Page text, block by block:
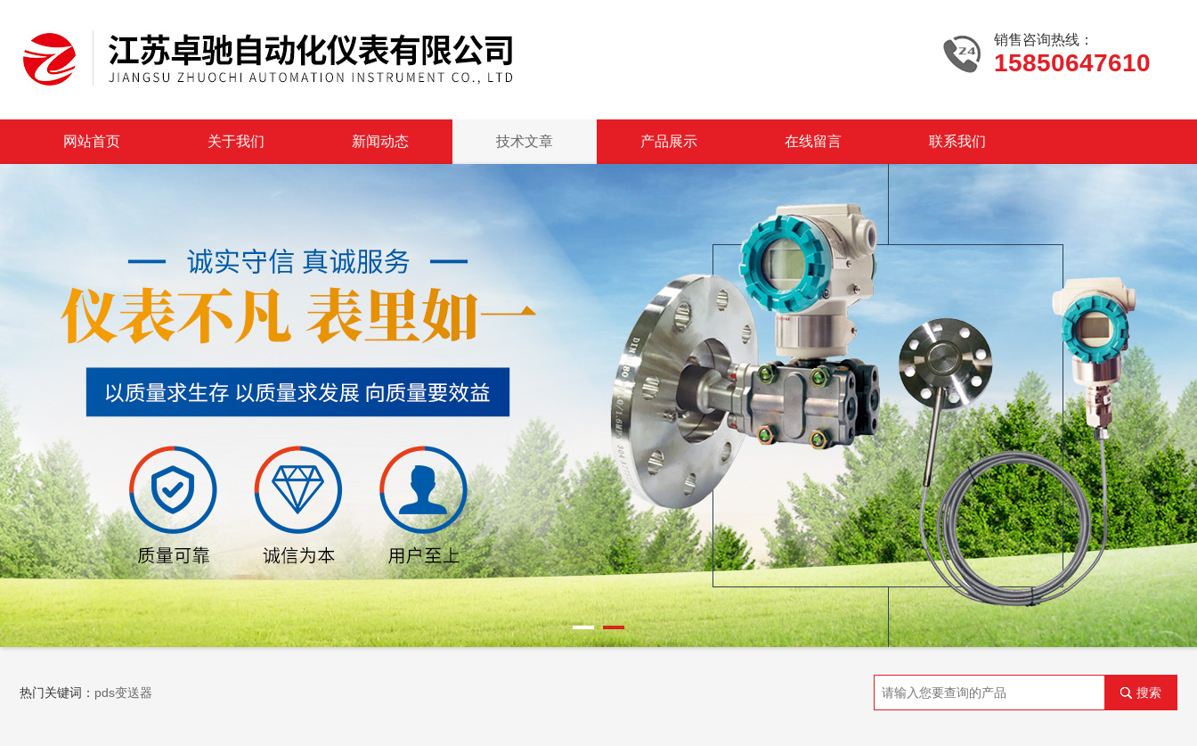
销售咨询热线：
15850647610
网站首页 关于我们 新闻动态 技术文章 产品展示 在线留言 联系我们
热门关键词： pds变送器 搜索